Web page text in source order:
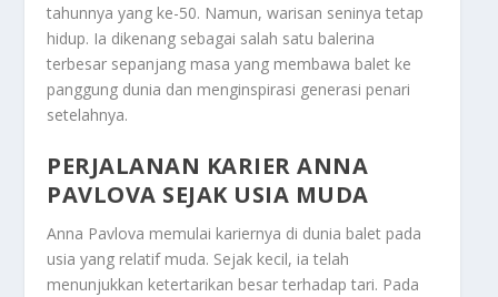
tahunnya yang ke-50. Namun, warisan seninya tetap
hidup. Ia dikenang sebagai salah satu balerina
terbesar sepanjang masa yang membawa balet ke
panggung dunia dan menginspirasi generasi penari
setelahnya.
PERJALANAN KARIER ANNA
PAVLOVA SEJAK USIA MUDA
Anna Pavlova memulai kariernya di dunia balet pada
usia yang relatif muda. Sejak kecil, ia telah
menunjukkan ketertarikan besar terhadap tari. Pada